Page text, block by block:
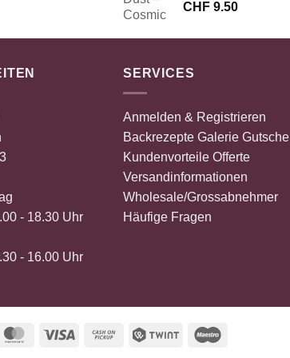
CHF 12.80CHF 6.40.
CHF 9.50
- 18.30 Uhr
- 16.00 Uhr
SERVICES
Anmelden & Registrieren
Backrezepte Galerie
Kundenvorteile Offerte
Versandinformationen
Wholesale/Grossabnehmer
Häufige Fragen
MasterCardVisa
Cash
Twint